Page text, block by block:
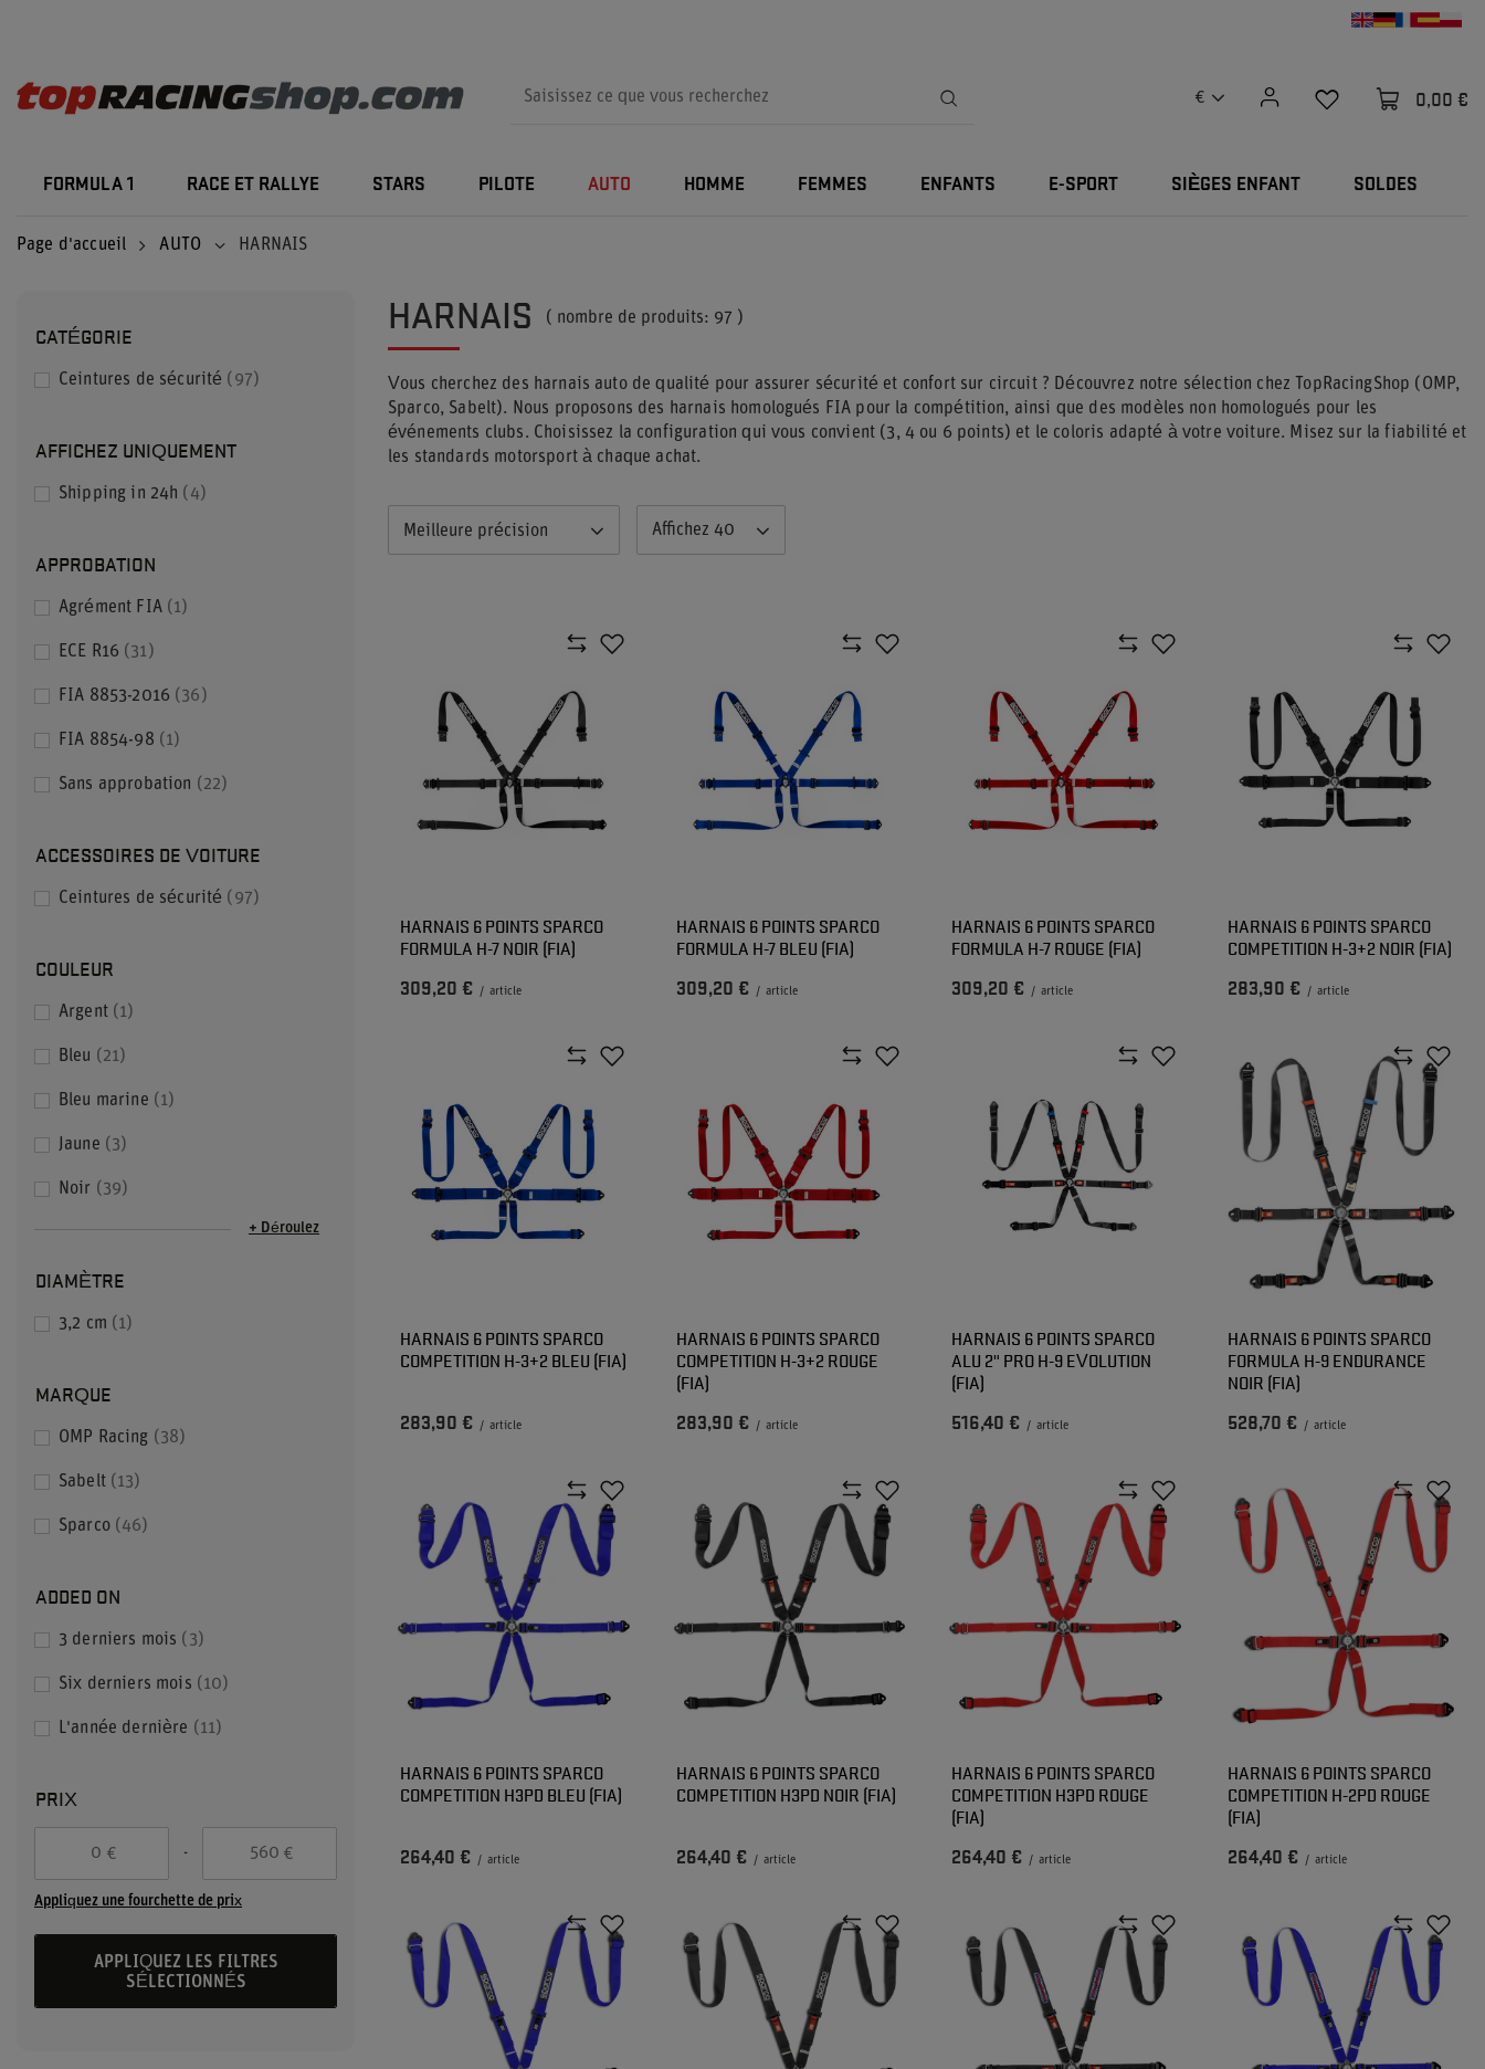
€ 0,00 €
FORMULA 1 RACE ET RALLYE STARS PILOTE AUTO HOMME FEMMES ENFANTS E-SPORT SIÈGES ENFANT SOLDES
Page d'accueil AUTO HARNAIS
CATÉGORIE
Ceintures de sécurité 97
AFFICHEZ UNIQUEMENT
Shipping in 24h 4
APPROBATION
Agrément FIA 1
ECE R16 31
FIA 8853-2016 36
FIA 8854-98 1
Sans approbation 22
ACCESSOIRES DE VOITURE
Ceintures de sécurité 97
COULEUR
Argent 1
Bleu 21
Bleu marine 1
Jaune 3
Noir 39
+ Déroulez
DIAMÈTRE
3,2 cm 1
MARQUE
OMP Racing 38
Sabelt 13
Sparco 46
ADDED ON
3 derniers mois 3
Six derniers mois 10
L'année dernière 11
PRIX
€ - €
Appliquez une fourchette de prix
APPLIQUEZ LES FILTRES
SÉLECTIONNÉS
HARNAIS ( nombre de produits: 97 )
Vous cherchez des harnais auto de qualité pour assurer sécurité et confort sur circuit ? Découvrez notre sélection chez TopRacingShop (OMP,
Sparco, Sabelt). Nous proposons des harnais homologués FIA pour la compétition, ainsi que des modèles non homologués pour les
événements clubs. Choisissez la configuration qui vous convient (3, 4 ou 6 points) et le coloris adapté à votre voiture. Misez sur la fiabilité et
les standards motorsport à chaque achat.
Meilleure précision Affichez 40
HARNAIS 6 POINTS SPARCO
FORMULA H-7 NOIR (FIA)
309,20 € / article
HARNAIS 6 POINTS SPARCO
FORMULA H-7 BLEU (FIA)
309,20 € / article
HARNAIS 6 POINTS SPARCO
FORMULA H-7 ROUGE (FIA)
309,20 € / article
HARNAIS 6 POINTS SPARCO
COMPETITION H-3+2 NOIR (FIA)
283,90 € / article
HARNAIS 6 POINTS SPARCO
COMPETITION H-3+2 BLEU (FIA)
283,90 € / article
HARNAIS 6 POINTS SPARCO
COMPETITION H-3+2 ROUGE
(FIA)
283,90 € / article
HARNAIS 6 POINTS SPARCO
ALU 2" PRO H-9 EVOLUTION
(FIA)
516,40 € / article
HARNAIS 6 POINTS SPARCO
FORMULA H-9 ENDURANCE
NOIR (FIA)
528,70 € / article
HARNAIS 6 POINTS SPARCO
COMPETITION H3PD BLEU (FIA)
264,40 € / article
HARNAIS 6 POINTS SPARCO
COMPETITION H3PD NOIR (FIA)
264,40 € / article
HARNAIS 6 POINTS SPARCO
COMPETITION H3PD ROUGE
(FIA)
264,40 € / article
HARNAIS 6 POINTS SPARCO
COMPETITION H-2PD ROUGE
(FIA)
264,40 € / article